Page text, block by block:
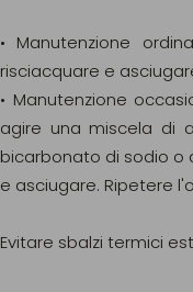
• Manutenzione
risciacquare e
• Manutenzione
agire una miscela di
bicarbonato di sodio o
e asciugare. Ripetere
Evitare sbalzi termici